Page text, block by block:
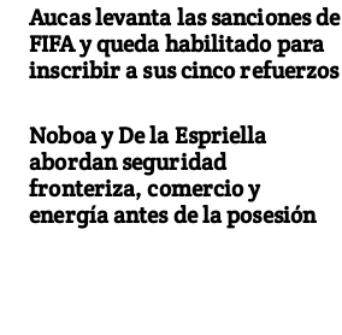
Aucas levanta las sanciones de
FIFA y queda habilitado para
inscribir a sus cinco refuerzos
Noboa y De la Espriella
abordan seguridad
fronteriza, comercio y
energía antes de la posesión